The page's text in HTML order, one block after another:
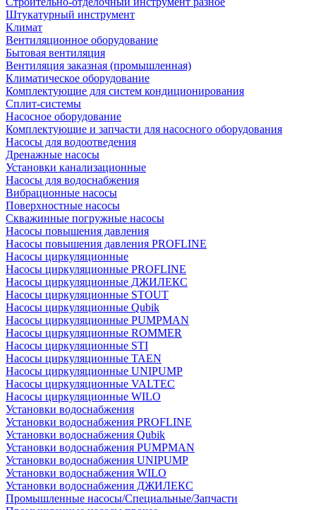
Штукатурный инструмент
Климат
Вентиляционное оборудование
Бытовая вентиляция
Вентиляция заказная (промышленная)
Климатическое оборудование
Комплектующие для систем кондиционирования
Сплит-системы
Насосное оборудование
Комплектующие и запчасти для насосного оборудования
Насосы для водоотведения
Дренажные насосы
Установки канализационные
Насосы для водоснабжения
Вибрационные насосы
Поверхностные насосы
Скважинные погружные насосы
Насосы повышения давления
Насосы повышения давления PROFLINE
Насосы циркуляционные
Насосы циркуляционные PROFLINE
Насосы циркуляционные ДЖИЛЕКС
Насосы циркуляционные STOUT
Насосы циркуляционные Qubik
Насосы циркуляционные PUMPMAN
Насосы циркуляционные ROMMER
Насосы циркуляционные STI
Насосы циркуляционные TAEN
Насосы циркуляционные UNIPUMP
Насосы циркуляционные VALTEC
Насосы циркуляционные WILO
Установки водоснабжения
Установки водоснабжения PROFLINE
Установки водоснабжения Qubik
Установки водоснабжения PUMPMAN
Установки водоснабжения UNIPUMP
Установки водоснабжения WILO
Установки водоснабжения ДЖИЛЕКС
Промышленные насосы/Специальные/Запчасти